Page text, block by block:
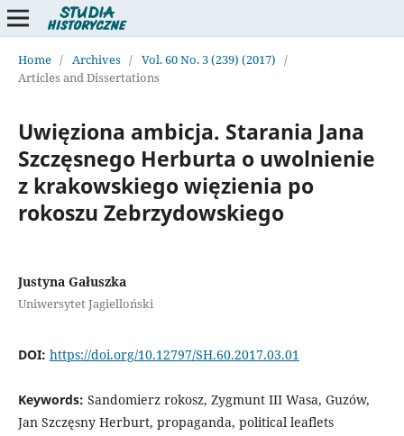
Home / Archives / Vol. 60 No. 3 (239) (2017) /
Articles and Dissertations
Uwięziona ambicja. Starania Jana
Szczęsnego Herburta o uwolnienie
z krakowskiego więzienia po
rokoszu Zebrzydowskiego
Justyna Gałuszka
Uniwersytet Jagielloński
DOI: https://doi.org/10.12797/SH.60.2017.03.01
Keywords: Sandomierz rokosz, Zygmunt III Wasa, Guzów,
Jan Szczęsny Herburt, propaganda, political leaflets